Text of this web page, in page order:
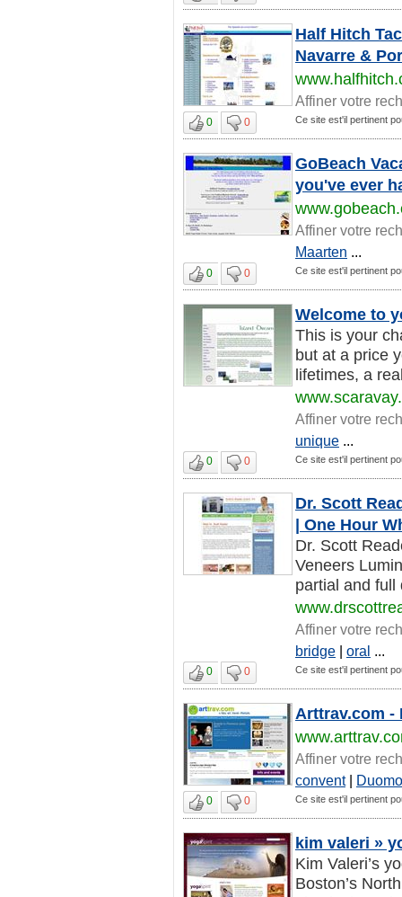
Half Hitch
Navarre &
Affiner votre
0 0 Ce site est'il pertinent
GoBeach
Affiner votre
Maarten ...
0 0 Ce site est'il pertinent
Welcome to
This is your
but at a price
lifetimes, a
Affiner votre
unique ...
0 0 Ce site est'il pertinent
Dr. Scott
| One Hour
Dr. Scott
Veneers
partial and full
Affiner votre
bridge | oral ...
0 0 Ce site est'il pertinent
Arttrav.com -
Affiner votre
convent| Duomo
0 0 Ce site est'il pertinent
kim valeri »
Kim Valeri’s
Boston’s